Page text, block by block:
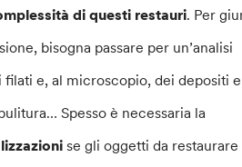
di questi restauri. Per
bisogna passare per un’analisi
e, al microscopio, dei depositi
Spesso è necessaria la
se gli oggetti da restaurare